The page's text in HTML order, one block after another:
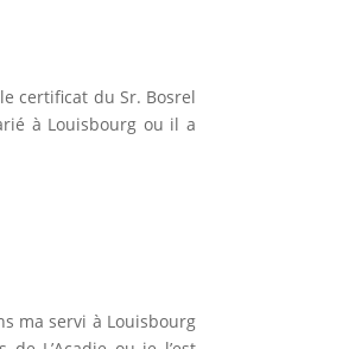
certificat du Sr. Bosrel
à Louisbourg ou il a
ma servi à Louisbourg